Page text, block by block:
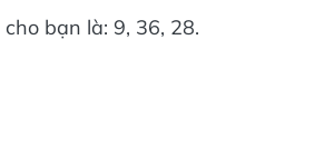
bạn là: 9, 36, 28.